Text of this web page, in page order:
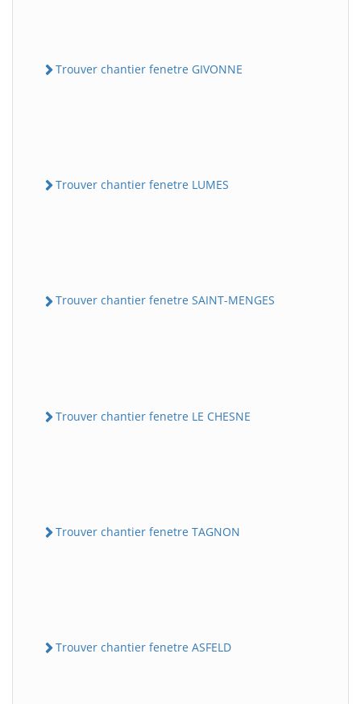
Trouver chantier fenetre GIVONNE
Trouver chantier fenetre LUMES
Trouver chantier fenetre SAINT-MENGES
Trouver chantier fenetre LE CHESNE
Trouver chantier fenetre TAGNON
Trouver chantier fenetre ASFELD